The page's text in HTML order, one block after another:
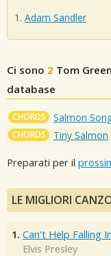
Adam Sandler
Ci sono 2 Tom Green
database
CHORDS Salmon
CHORDS Tiny Salmon
Preparati per il
LE MIGLIORI
1. Can't Help Falling
Elvis Presley